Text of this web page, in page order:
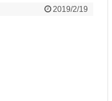
2019/2/19